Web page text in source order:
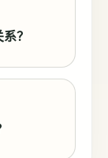
？